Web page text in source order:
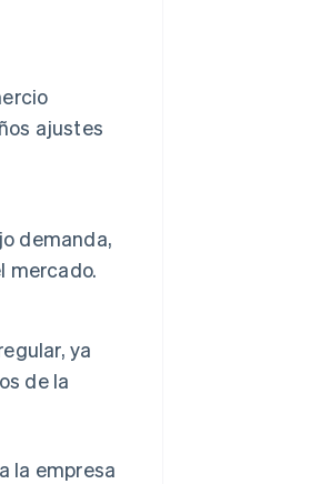
ajustes
demanda,
mercado.
ya
de la
la empresa